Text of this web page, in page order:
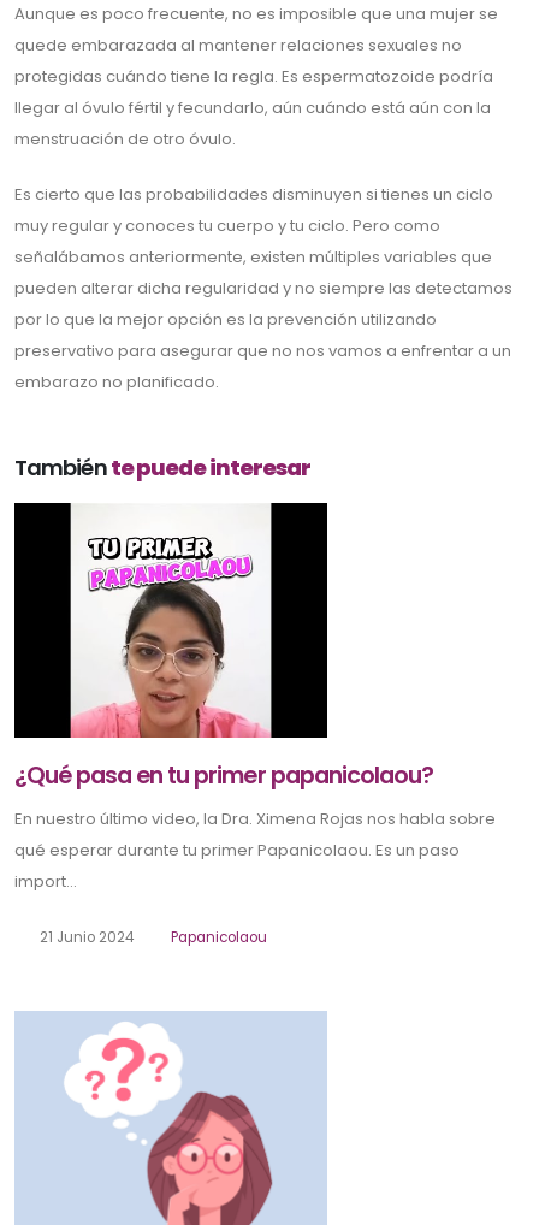
Aunque es poco frecuente, no es imposible que una mujer se
quede embarazada al mantener relaciones sexuales no
protegidas cuándo tiene la regla. Es espermatozoide podría
llegar al óvulo fértil y fecundarlo, aún cuándo está aún con la
menstruación de otro óvulo.
Es cierto que las probabilidades disminuyen si tienes un ciclo
muy regular y conoces tu cuerpo y tu ciclo. Pero como
señalábamos anteriormente, existen múltiples variables que
pueden alterar dicha regularidad y no siempre las detectamos
por lo que la mejor opción es la prevención utilizando
preservativo para asegurar que no nos vamos a enfrentar a un
embarazo no planificado.
Tambiénte puede interesar
¿Qué pasa en tu primer papanicolaou?
En nuestro último video, la Dra. Ximena Rojas nos habla sobre
qué esperar durante tu primer Papanicolaou. Es un paso
import...
21 Junio 2024 Papanicolaou